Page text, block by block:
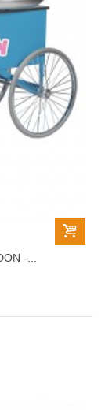
-...